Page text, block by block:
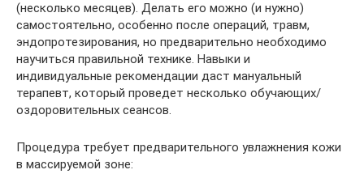
(несколько месяцев). Делать его можно (и нужно)
самостоятельно, особенно после операций, травм,
эндопротезирования, но предварительно необходимо
научиться правильной технике. Навыки и
индивидуальные рекомендации даст мануальный
терапевт, который проведет несколько обучающих/
оздоровительных сеансов.
Процедура требует предварительного увлажнения кожи
в массируемой зоне: